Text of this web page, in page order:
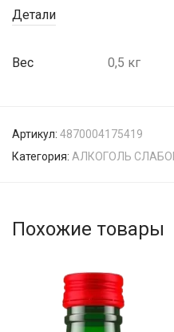
Детали
Вес 0,5 кг
Артикул: 4870004175419
Категория: АЛКОГОЛЬ
Похожие товары